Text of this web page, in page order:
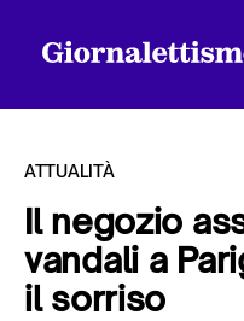
Tutti gli articoli
ATTUALITÀ
Il negozio
vandali a
il sorriso